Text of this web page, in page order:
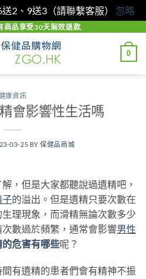
2、9送3（請聯繫客服） 忽略
商品享受30天無效退款.
0
康資訊
會影響性生活嗎
03-25 BY保健品商城
，但是大家都聽說過遺精吧，
子的溢出。但是遺精只要次數在
理現象，而滑精無論次數多少
數過於頻繁，通常會影響男性
的危害有哪些呢？
間有遺精的患者們會有精神不振